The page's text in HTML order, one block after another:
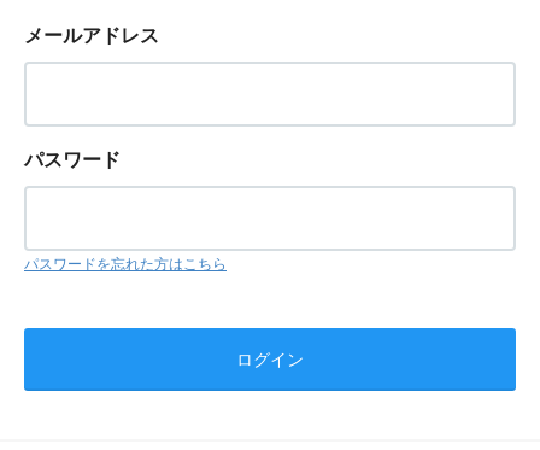
メールアドレス
パスワード
パスワードを忘れた方はこちら